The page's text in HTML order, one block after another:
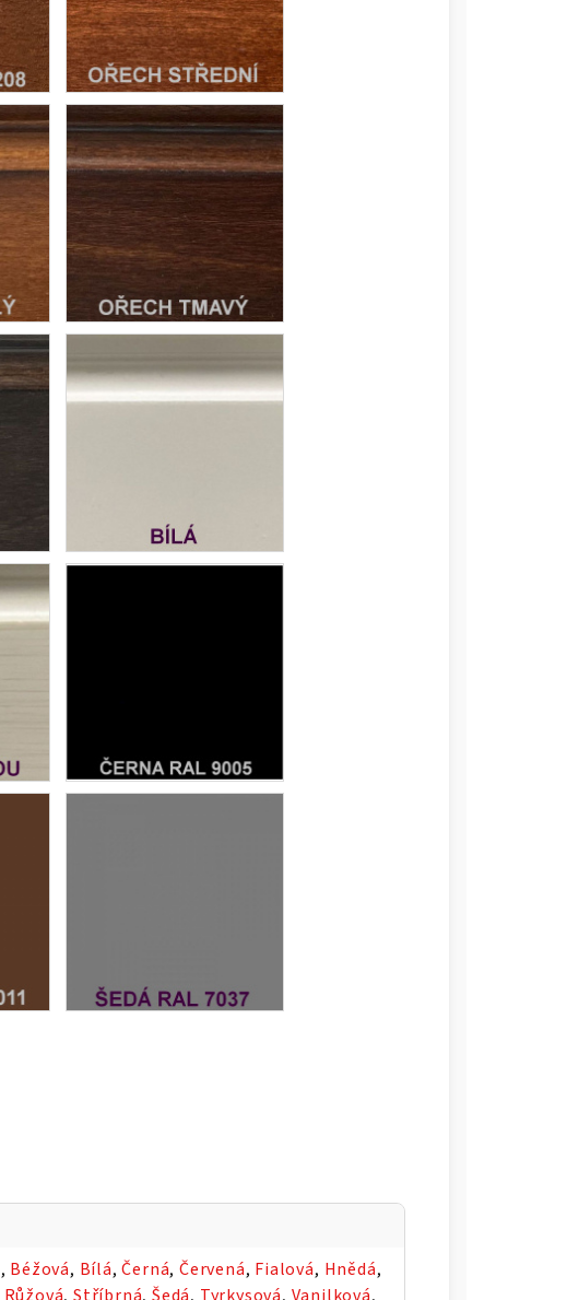
, Béžová, Bílá,Černá,Červená, Fialová, Hnědá,